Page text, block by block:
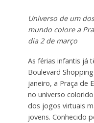
Universo de um
mundo colore a
dia 2 de março
As férias infantis já
Boulevard
janeiro, a Praça de
no universo
dos jogos virtuais
jovens. Conhecido